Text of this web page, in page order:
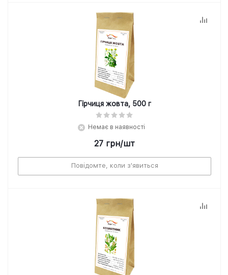
Гірчиця жовта, 500 г
Немає в наявності
27 грн/шт
Повідомте, коли з'явиться